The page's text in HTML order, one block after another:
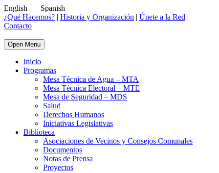
English |
Spanish
¿Qué Hacemos? | Historia y Organización | Únete a la Red |
Contacto
Open Menu
Inicio
Programas
Mesa Técnica de Agua – MTA
Mesa Técnica Electoral – MTE
Mesa de Seguridad – MDS
Salud
Derechos Humanos
Iniciativas Legislativas
Biblioteca
Asociaciones de Vecinos y Consejos Comunales
Documentos
Notas de Prensa
Proyectos